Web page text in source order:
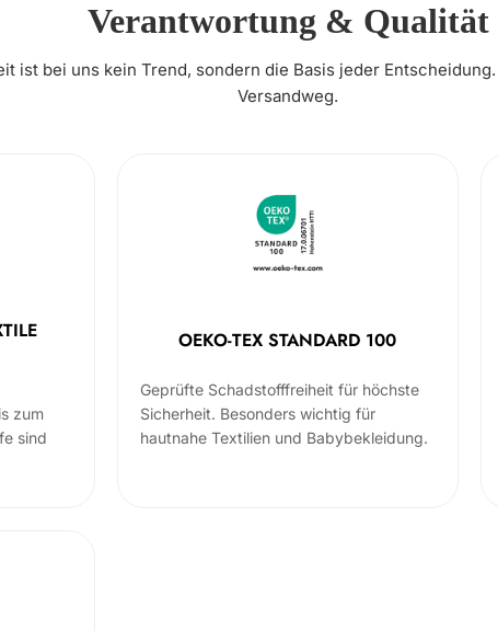
Verantwortung & Qualität
ist bei uns kein Trend, sondern die Basis jeder
Versandweg.
zum
sind
OEKO-TEX STANDARD 100
Geprüfte Schadstofffreiheit für höchste
Sicherheit. Besonders wichtig für
hautnahe Textilien und Babybekleidung.